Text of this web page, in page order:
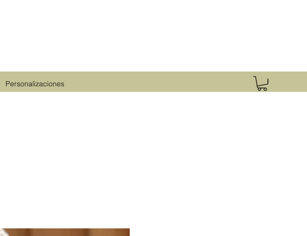
Personalizaciones